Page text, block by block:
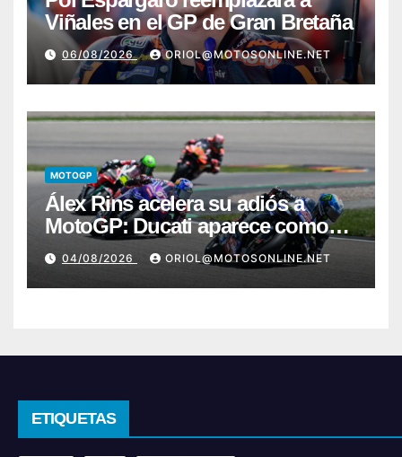
Viñales en el GP de Gran Bretaña
06/08/2026 ORIOL@MOTOSONLINE.NET
MOTOGP
Álex Rins acelera su adiós a
MotoGP: Ducati aparece como
destino en Superbike
04/08/2026 ORIOL@MOTOSONLINE.NET
ETIQUETAS